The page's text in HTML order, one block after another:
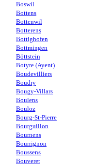
Boswil
Bottens
Bottenwil
Botterens
Bottighofen
Bottmingen
Böttstein
Botyre (Ayent)
Boudevilliers
Boudry
Bougy-Villars
Boulens
Bouloz
Bourg-St-Pierre
Bourguillon
Bournens
Bourrignon
Boussens
Bouveret